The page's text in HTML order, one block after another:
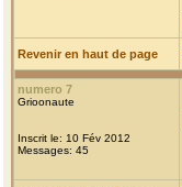
Revenir en haut de page
numero 7
Grioonaute
Inscrit le: 10 Fév 2012
Messages: 45